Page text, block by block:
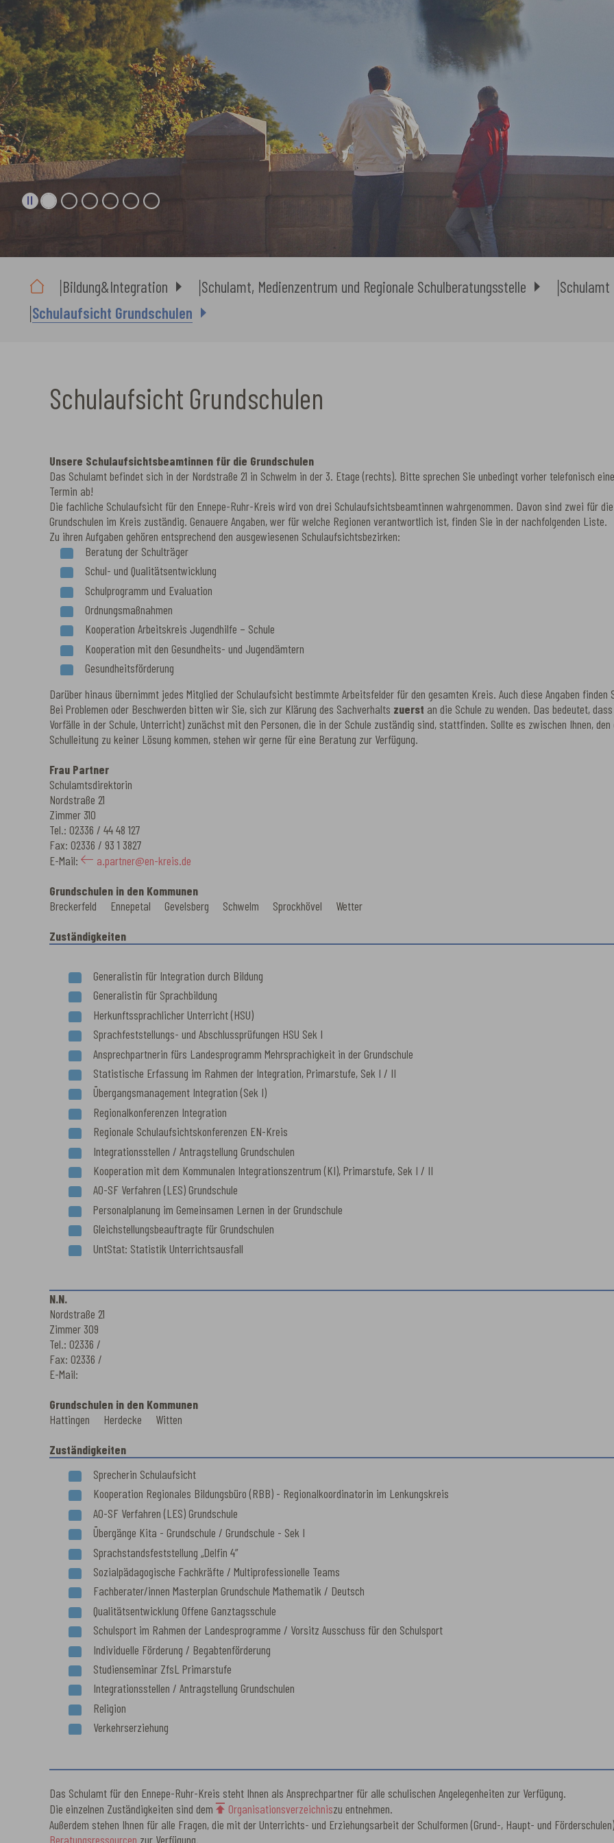
Bildung&Integration Schulamt, Medienzentrum und Regionale Schulberatungsstelle
Schulamt
Schulaufsicht Grundschulen
Schulaufsicht Grundschulen
Unsere Schulaufsichtsbeamtinnen für die Grundschulen
Das Schulamt befindet sich in der Nordstraße 21 in Schwelm in der 3. Etage (rechts). Bitte sprechen Sie unbedingt vorher telefonisch
Termin ab!
Die fachliche Schulaufsicht für den Ennepe-Ruhr-Kreis wird von drei Schulaufsichtsbeamtinnen wahrgenommen. Davon sind zwei für die
Grundschulen im Kreis zuständig. Genauere Angaben, wer für welche Regionen verantwortlich ist, finden Sie in der nachfolgenden Liste.
Zu ihren Aufgaben gehören entsprechend den ausgewiesenen Schulaufsichtsbezirken:
Beratung der Schulträger
Schul- und Qualitätsentwicklung
Schulprogramm und Evaluation
Ordnungsmaßnahmen
Kooperation Arbeitskreis Jugendhilfe – Schule
Kooperation mit den Gesundheits- und Jugendämtern
Gesundheitsförderung
Darüber hinaus übernimmt jedes Mitglied der Schulaufsicht bestimmte Arbeitsfelder für den gesamten Kreis. Auch diese Angaben
Bei Problemen oder Beschwerden bitten wir Sie, sich zur Klärung des Sachverhalts zuerst an die Schule zu wenden. Das bedeutet,
Vorfälle in der Schule, Unterricht) zunächst mit den Personen, die in der Schule zuständig sind, stattfinden. Sollte es zwischen Ihnen,
Schulleitung zu keiner Lösung kommen, stehen wir gerne für eine Beratung zur Verfügung.
Frau Partner
Schulamtsdirektorin
Nordstraße 21
Zimmer 310
Tel.: 02336 / 44 48 127
Fax: 02336 / 93 1 3827
E-Mail:
a.partner@en-kreis.de
Grundschulen in den Kommunen
Breckerfeld Ennepetal Gevelsberg Schwelm Sprockhövel Wetter
Zuständigkeiten
Generalistin für Integration durch Bildung
Generalistin für Sprachbildung
Herkunftssprachlicher Unterricht (HSU)
Sprachfeststellungs- und Abschlussprüfungen HSU Sek I
Ansprechpartnerin fürs Landesprogramm Mehrsprachigkeit in der Grundschule
Statistische Erfassung im Rahmen der Integration, Primarstufe, Sek I / II
Übergangsmanagement Integration (Sek I)
Regionalkonferenzen Integration
Regionale Schulaufsichtskonferenzen EN-Kreis
Integrationsstellen / Antragstellung Grundschulen
Kooperation mit dem Kommunalen Integrationszentrum (KI), Primarstufe, Sek I / II
AO-SF Verfahren (LES) Grundschule
Personalplanung im Gemeinsamen Lernen in der Grundschule
Gleichstellungsbeauftragte für Grundschulen
UntStat: Statistik Unterrichtsausfall
N.N.
Nordstraße 21
Zimmer 309
Tel.: 02336 /
Fax: 02336 /
E-Mail:
Grundschulen in den Kommunen
Hattingen Herdecke Witten
Zuständigkeiten
Sprecherin Schulaufsicht
Kooperation Regionales Bildungsbüro (RBB) - Regionalkoordinatorin im Lenkungskreis
AO-SF Verfahren (LES) Grundschule
Übergänge Kita - Grundschule / Grundschule - Sek I
Sprachstandsfeststellung „Delfin 4”
Sozialpädagogische Fachkräfte / Multiprofessionelle Teams
Fachberater/innen Masterplan Grundschule Mathematik / Deutsch
Qualitätsentwicklung Offene Ganztagsschule
Schulsport im Rahmen der Landesprogramme / Vorsitz Ausschuss für den Schulsport
Individuelle Förderung / Begabtenförderung
Studienseminar ZfsL Primarstufe
Integrationsstellen / Antragstellung Grundschulen
Religion
Verkehrserziehung
Das Schulamt für den Ennepe-Ruhr-Kreis steht Ihnen als Ansprechpartner für alle schulischen Angelegenheiten zur Verfügung.
Die einzelnen Zuständigkeiten sind dem
Organisationsverzeichniszu entnehmen.
Außerdem stehen Ihnen für alle Fragen, die mit der Unterrichts- und Erziehungsarbeit der Schulformen (Grund-, Haupt- und
Beratungsressourcen zur Verfügung.